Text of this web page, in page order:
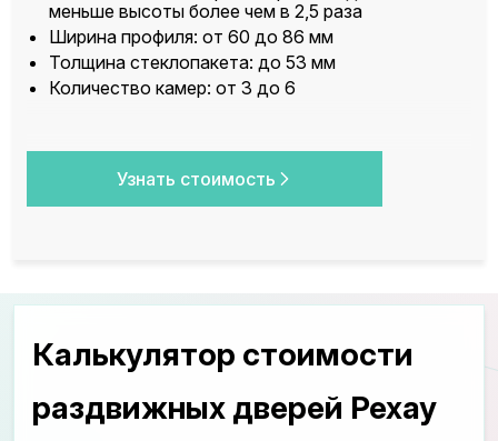
меньше высоты более чем в 2,5 раза
Ширина профиля: от 60 до 86 мм
Толщина стеклопакета: до 53 мм
Количество камер: от 3 до 6
Узнать стоимость
Калькулятор стоимости
раздвижных дверей Рехау